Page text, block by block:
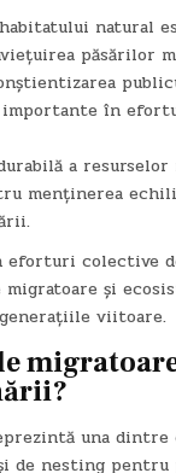
natural
păsărilor
în
a
menținerea
eforturi colective
și
viitoare.
una dintre
de nesting pentru